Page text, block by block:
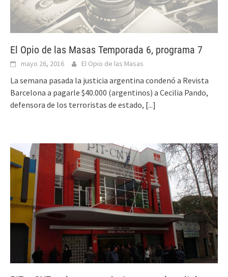
El Opio de las Masas Temporada 6, programa 7
mayo 26, 2016 El Opio de las Masas
La semana pasada la justicia argentina condenó a Revista
Barcelona a pagarle $40.000 (argentinos) a Cecilia Pando,
defensora de los terroristas de estado, [...]